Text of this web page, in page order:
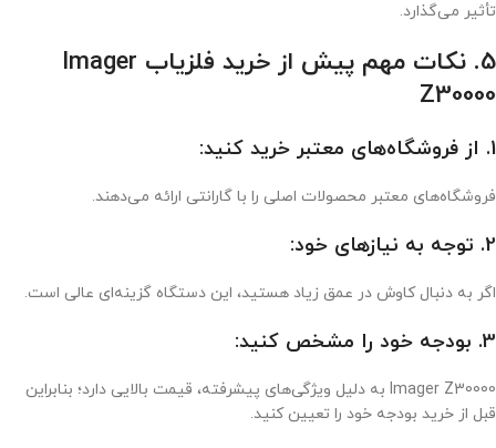
تأثیر می‌گذارد.
5. نکات مهم پیش از خرید فلزیاب Imager
Z30000
1. از فروشگاه‌های معتبر خرید کنید:
فروشگاه‌های معتبر محصولات اصلی را با گارانتی ارائه می‌دهند.
2. توجه به نیازهای خود:
اگر به دنبال کاوش در عمق زیاد هستید، این دستگاه گزینه‌ای عالی است.
3. بودجه خود را مشخص کنید:
Imager Z30000 به دلیل ویژگی‌های پیشرفته، قیمت بالایی دارد؛ بنابراین
قبل از خرید بودجه خود را تعیین کنید.